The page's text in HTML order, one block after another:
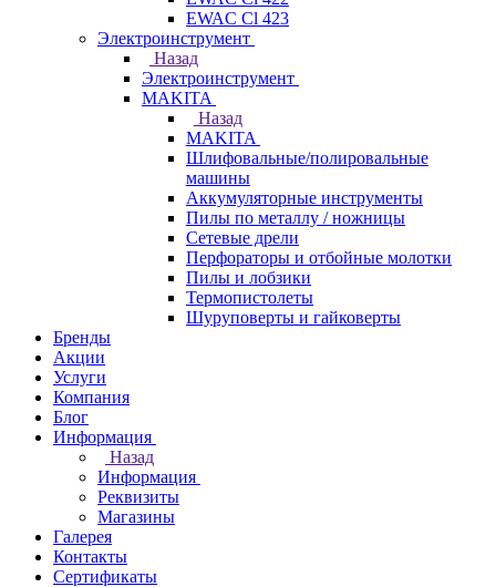
EWAC Cl 423
Электроинструмент
Назад
Электроинструмент
МAKITA
Назад
МAKITA
Шлифовальные/полировальные
машины
Аккумуляторные инструменты
Пилы по металлу / ножницы
Сетевые дрели
Перфораторы и отбойные молотки
Пилы и лобзики
Термопистолеты
Шуруповерты и гайковерты
Бренды
Акции
Услуги
Компания
Блог
Информация
Назад
Информация
Реквизиты
Магазины
Галерея
Контакты
Сертификаты